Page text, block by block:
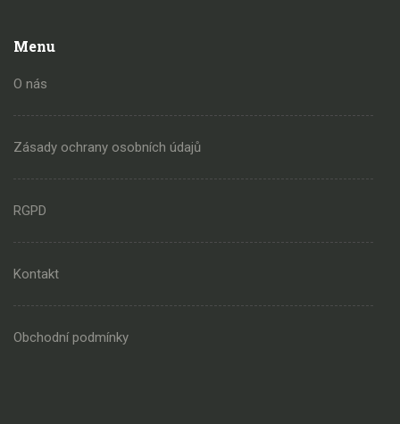
Menu
O nás
Zásady ochrany osobních údajů
RGPD
Kontakt
Obchodní podmínky